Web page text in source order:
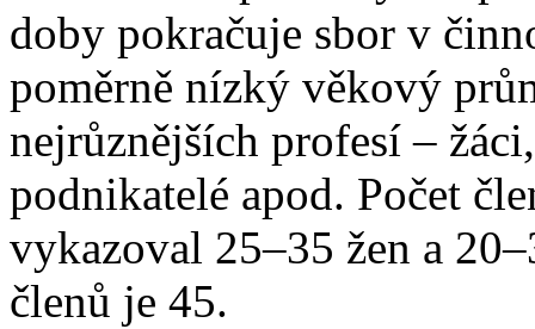
doby pokračuje sbor v
poměrně nízký věkový
nejrůznějších profesí –
podnikatelé apod. Počet
vykazoval 25–35 žen a
členů je 45.